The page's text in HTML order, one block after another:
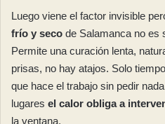
Luego viene el factor invisible
frío y seco de Salamanca no es
Permite una curación lenta,
prisas, no hay atajos. Solo
que hace el trabajo sin pedir
lugares el calor obliga a
la ventana.